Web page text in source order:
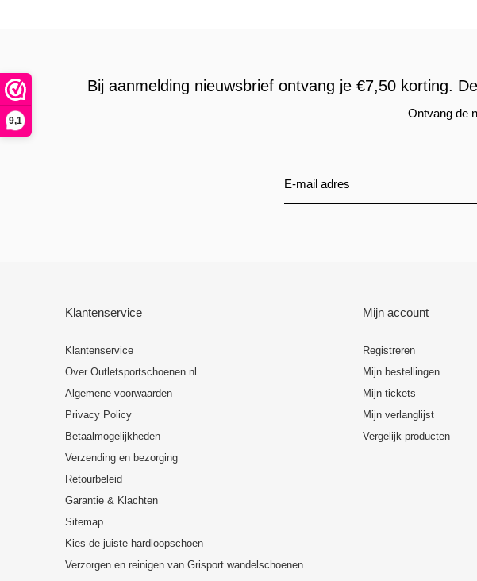
9,1
Bij aanmelding nieuwsbrief ontvang je €7,50 korting.
Ontvang de
Klantenservice
Klantenservice
Over Outletsportschoenen.nl
Algemene voorwaarden
Privacy Policy
Betaalmogelijkheden
Verzending en bezorging
Retourbeleid
Garantie & Klachten
Sitemap
Kies de juiste hardloopschoen
Verzorgen en reinigen van Grisport wandelschoenen
Mijn account
Registreren
Mijn bestellingen
Mijn tickets
Mijn verlanglijst
Vergelijk producten